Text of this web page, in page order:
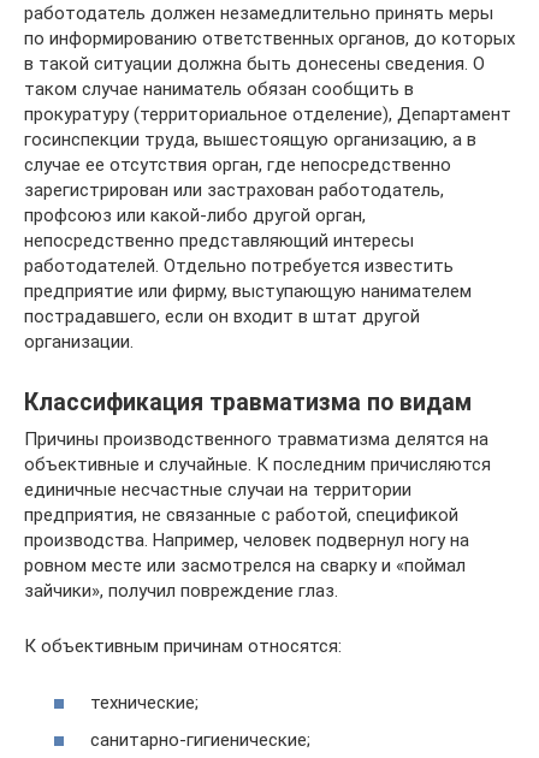
работодатель должен незамедлительно принять меры
по информированию ответственных органов, до которых
в такой ситуации должна быть донесены сведения. О
таком случае наниматель обязан сообщить в
прокуратуру (территориальное отделение), Департамент
госинспекции труда, вышестоящую организацию, а в
случае ее отсутствия орган, где непосредственно
зарегистрирован или застрахован работодатель,
профсоюз или какой-либо другой орган,
непосредственно представляющий интересы
работодателей. Отдельно потребуется известить
предприятие или фирму, выступающую нанимателем
пострадавшего, если он входит в штат другой
организации.
Классификация травматизма по видам
Причины производственного травматизма делятся на
объективные и случайные. К последним причисляются
единичные несчастные случаи на территории
предприятия, не связанные с работой, спецификой
производства. Например, человек подвернул ногу на
ровном месте или засмотрелся на сварку и «поймал
зайчики», получил повреждение глаз.
К объективным причинам относятся:
технические;
санитарно-гигиенические;